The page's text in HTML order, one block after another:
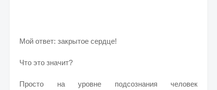
Мой ответ: закрытое сердце!
Что это значит?
Просто на уровне подсознания человек